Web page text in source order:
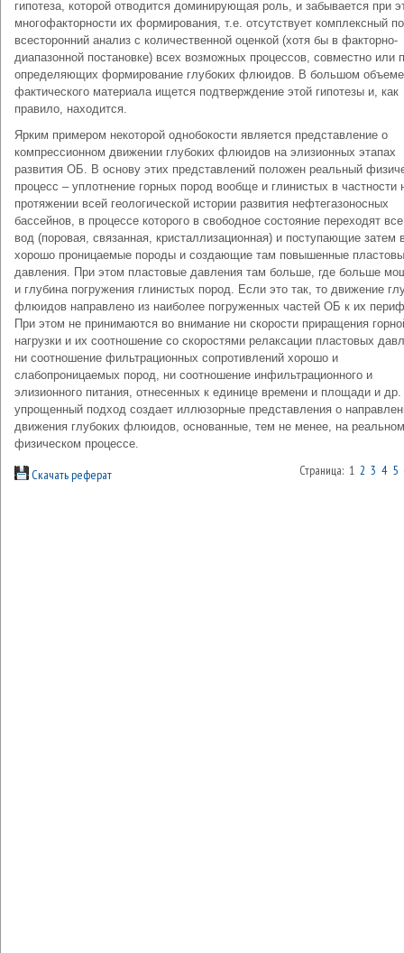
гипотеза, которой отводится доминирующая роль, и забывается при
многофакторности их формирования, т.е. отсутствует комплексный
всесторонний анализ с количественной оценкой (хотя бы в факторно-
диапазонной постановке) всех возможных процессов, совместно или
определяющих формирование глубоких флюидов. В большом объеме
фактического материала ищется подтверждение этой гипотезы и, как
правило, находится.
Ярким примером некоторой однобокости является представление о
компрессионном движении глубоких флюидов на элизионных этапах
развития ОБ. В основу этих представлений положен реальный
процесс – уплотнение горных пород вообще и глинистых в частности
протяжении всей геологической истории развития нефтегазоносных
бассейнов, в процессе которого в свободное состояние переходят
вод (поровая, связанная, кристаллизационная) и поступающие затем
хорошо проницаемые породы и создающие там повышенные
давления. При этом пластовые давления там больше, где больше
и глубина погружения глинистых пород. Если это так, то движение
флюидов направлено из наиболее погруженных частей ОБ к их
При этом не принимаются во внимание ни скорости приращения
нагрузки и их соотношение со скоростями релаксации пластовых
ни соотношение фильтрационных сопротивлений хорошо и
слабопроницаемых пород, ни соотношение инфильтрационного и
элизионного питания, отнесенных к единице времени и площади и др.
упрощенный подход создает иллюзорные представления о
движения глубоких флюидов, основанные, тем не менее, на реальном
физическом процессе.
Скачать реферат Страница: 1 2 3 4 5